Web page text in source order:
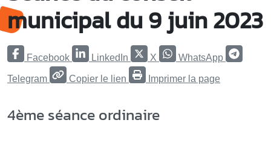
municipal du 9 juin 2023
Facebook LinkedIn X WhatsApp
Telegram Copier le lien Imprimer la page
4ème séance ordinaire